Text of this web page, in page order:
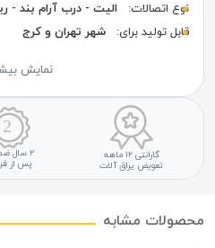
نوع اتصالات:
الیت - درب آرام بند -
قابل تولید برای:
شهر تهران و کرج
نمایش
گارانتی ۱۲ ماهه
تعویض یراق آلات
۲ سال ضمانت
پس از
محصولات مشابه